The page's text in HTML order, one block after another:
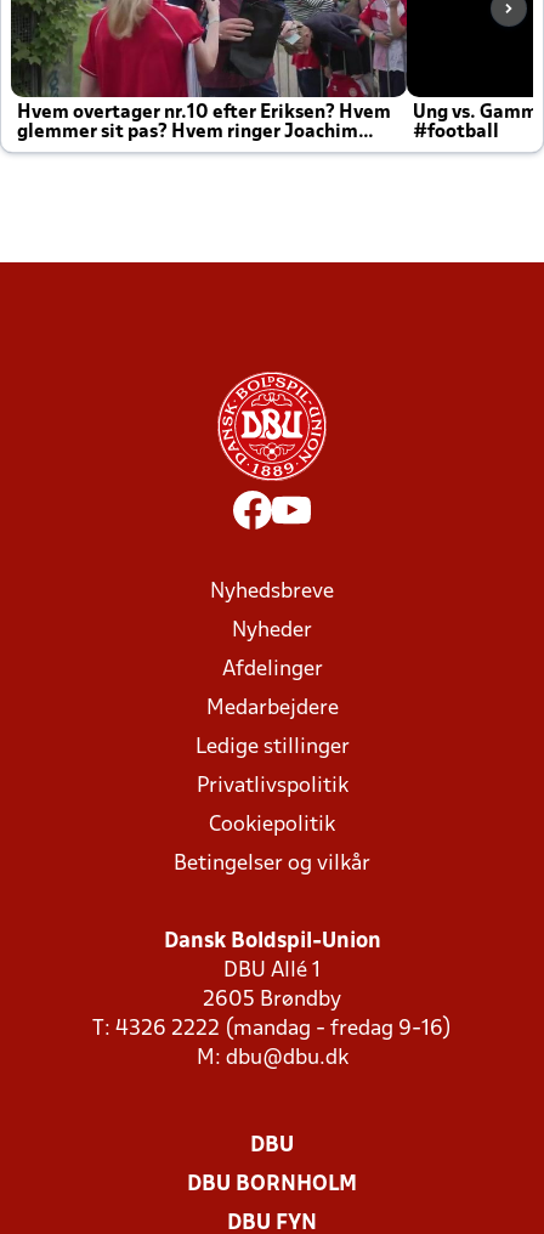
Hvem overtager nr.10 efter Eriksen? Hvem
glemmer sit pas? Hvem ringer Joachim
altid til efter kampe?
Ung vs.
#football
Nyhedsbreve
Nyheder
Afdelinger
Medarbejdere
Ledige stillinger
Privatlivspolitik
Cookiepolitik
Betingelser og vilkår
Dansk Boldspil-Union
DBU Allé 1
2605 Brøndby
T: 4326 2222 (mandag - fredag 9-16)
M: dbu@dbu.dk
DBU
DBU BORNHOLM
DBU FYN